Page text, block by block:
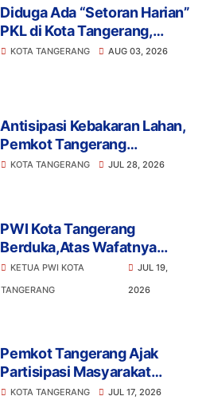
Diduga Ada “Setoran Harian”
PKL di Kota Tangerang,
Aliran Dana Bayangan di
KOTA TANGERANG AUG 03, 2026
Antisipasi Kebakaran Lahan,
Pemkot Tangerang
Perintahkan RT/RW Giatkan
KOTA TANGERANG JUL 28, 2026
PWI Kota Tangerang
Berduka,Atas Wafatnya
Ketua DPRD Kota Tangerang
Bang Rusdi
KETUA PWI KOTA
TANGERANG
JUL 19,
2026
Pemkot Tangerang Ajak
Partisipasi Masyarakat
Laporkan Jalan Rusak Lewat
KOTA TANGERANG JUL 17, 2026